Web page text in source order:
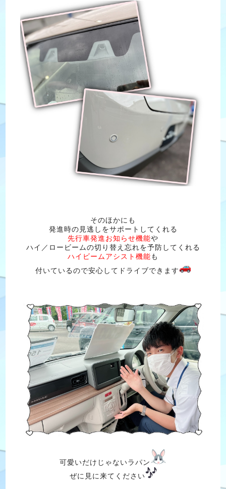
そのほかにも
発進時の見逃しをサポートしてくれる
先行車発進お知らせ機能や
ハイ／ロービームの切り替え忘れを予防してくれる
ハイビームアシスト機能も
付いているので安心してドライブできます
可愛いだけじゃないラパン
ぜに見に来てください